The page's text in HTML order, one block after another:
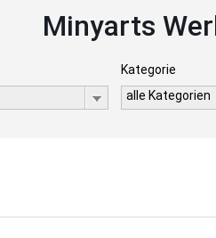
Minyarts
Kategorie
alle Kategorien